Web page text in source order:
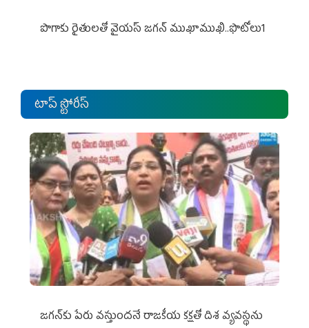
పొగాకు రైతుల‌తో వైయ‌స్ జ‌గ‌న్ ముఖాముఖి..ఫొటోలు1
టాప్ స్టోరీస్
జగన్‌కు పేరు వస్తుందనే రాజకీయ కక్షతో దిశ వ్య‌వ‌స్థ‌ను